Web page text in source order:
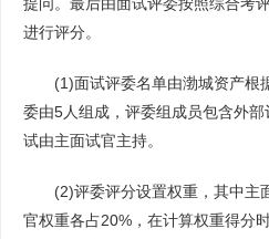
进行评分。
(1)面试评委名单由渤城资产根
委由5人组成，评委组成员包含外
试由主面试官主持。
(2)评委评分设置权重，其中主
官权重各占20%，在计算权重得分